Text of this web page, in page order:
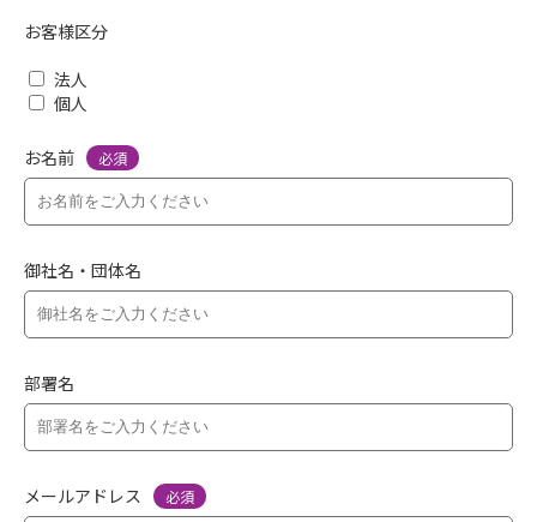
お客様区分
法人
個人
お名前 必須
御社名・団体名
部署名
メールアドレス 必須